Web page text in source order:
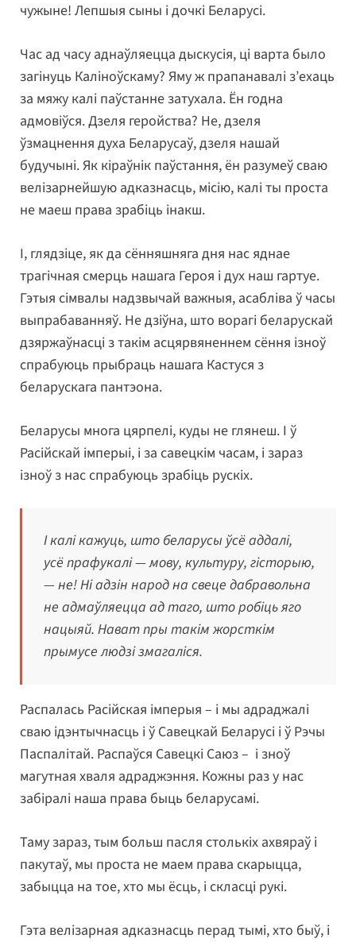
чужыне! Лепшыя сыны і дочкі Беларусі.
Час ад часу аднаўляецца дыскусія, ці варта было
загінуць Каліноўскаму? Яму ж прапанавалі з’ехаць
за мяжу калі паўстанне затухала. Ён годна
адмовіўся. Дзеля геройства? Не, дзеля
ўзмацнення духа Беларусаў, дзеля нашай
будучыні. Як кіраўнік паўстання, ён разумеў сваю
велізарнейшую адказнасць, місію, калі ты проста
не маеш права зрабіць інакш.
І, глядзіце, як да сённяшняга дня нас яднае
трагічная смерць нашага Героя і дух наш гартуе.
Гэтыя сімвалы надзвычай важныя, асабліва ў часы
выпрабаванняў. Не дзіўна, што ворагі беларускай
дзяржаўнасці з такім асцярвяненнем сёння ізноў
спрабуюць прыбраць нашага Кастуся з
беларускага пантэона.
Беларусы многа цярпелі, куды не глянеш. І ў
Расійскай імперыі, і за савецкім часам, і зараз
ізноў з нас спрабуюць зрабіць рускіх.
І калі кажуць, што беларусы ўсё аддалі,
усё прафукалі — мову, культуру, гісторыю,
— не! Ні адзін народ на свеце дабравольна
не адмаўляецца ад таго, што робіць яго
нацыяй. Нават пры такім жорсткім
прымусе людзі змагаліся.
Распалась Расійская імперыя – і мы адраджалі
сваю ідэнтычнасць і ў Савецкай Беларусі і ў Рэчы
Паспалітай. Распаўся Савецкі Саюз – і зноў
магутная хваля адраджэння. Кожны раз у нас
забіралі наша права быць беларусамі.
Таму зараз, тым больш пасля столькіх ахвяраў і
пакутаў, мы проста не маем права скарыцца,
забыцца на тое, хто мы ёсць, і скласці рукі.
Гэта велізарная адказнасць перад тымі, хто быў, і